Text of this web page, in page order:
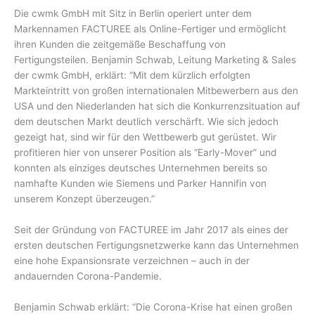
Die cwmk GmbH mit Sitz in Berlin operiert unter dem
Markennamen FACTUREE als Online-Fertiger und ermöglicht
ihren Kunden die zeitgemäße Beschaffung von
Fertigungsteilen. Benjamin Schwab, Leitung Marketing & Sales
der cwmk GmbH, erklärt: “Mit dem kürzlich erfolgten
Markteintritt von großen internationalen Mitbewerbern aus den
USA und den Niederlanden hat sich die Konkurrenzsituation auf
dem deutschen Markt deutlich verschärft. Wie sich jedoch
gezeigt hat, sind wir für den Wettbewerb gut gerüstet. Wir
profitieren hier von unserer Position als “Early-Mover” und
konnten als einziges deutsches Unternehmen bereits so
namhafte Kunden wie Siemens und Parker Hannifin von
unserem Konzept überzeugen.”
Seit der Gründung von FACTUREE im Jahr 2017 als eines der
ersten deutschen Fertigungsnetzwerke kann das Unternehmen
eine hohe Expansionsrate verzeichnen – auch in der
andauernden Corona-Pandemie.
Benjamin Schwab erklärt: “Die Corona-Krise hat einen großen